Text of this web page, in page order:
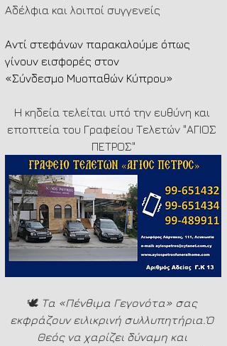
Αδέλφια και λοιποί συγγενείς
Αντί στεφάνων παρακαλούμε όπως
γίνουν εισφορές στον
«Σύνδεσμο Μυοπαθών Κύπρου»
Η κηδεία τελείται υπό την ευθύνη και
εποπτεία του Γραφείου Τελετών "ΑΓΙΟΣ
ΠΕΤΡΟΣ"
🕊️ Τα «Πένθιμα Γεγονότα» σας
εκφράζουν ειλικρινή συλλυπητήρια.Ὁ
Θεός να χαρίζει δύναμη και